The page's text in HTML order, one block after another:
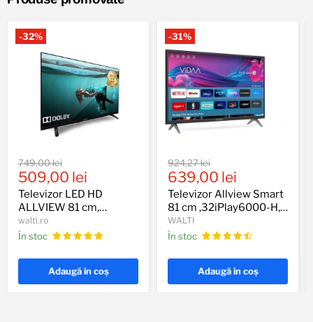
-32%
Televizor
LED
HD
ALLVIEW
81
cm,
32ATC6000
Preț
original
749,00 lei
Preț
actual
509,00 lei
Televizor LED HD
ALLVIEW 81 cm,
32ATC6000
walti.ro
În stoc
Adaugă in coş
-31%
Televizor
Allview
Smart
81
cm
,32iPlay6000-
H,
HD,
E
Preț
original
924,27 lei
Preț
actual
639,00 lei
Televizor Allview Smart
81 cm ,32iPlay6000-H,
HD, Clasa E
WALTI
În stoc
Adaugă in coş